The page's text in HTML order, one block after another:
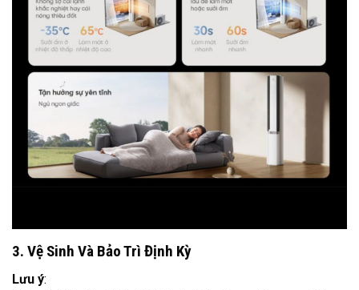
3. Vệ Sinh Và Bảo Trì Định Kỳ
Lưu ý: